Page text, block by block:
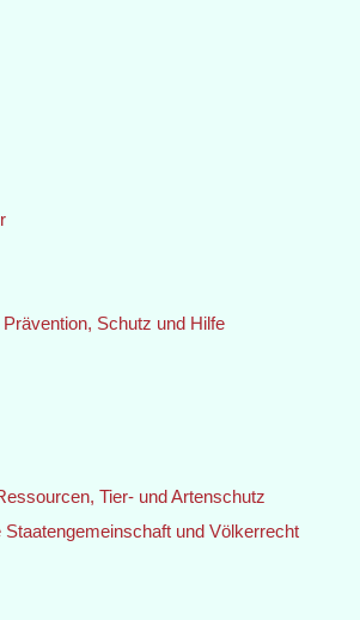
Schutz und Hilfe
Tier- und Artenschutz
Staatengemeinschaft und Völkerrecht